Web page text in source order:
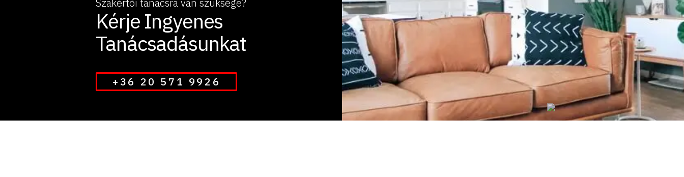
Szakértői tanácsra van szüksége?
Kérje Ingyenes
Tanácsadásunkat
+36 20 571 9926